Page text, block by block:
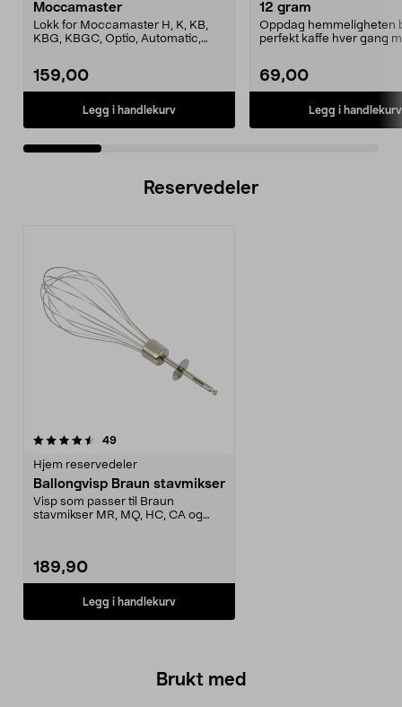
Moccamaster
Lokk for Moccamaster H, K, KB,
KBG, KBGC, Optio, Automatic,
159,00
Legg i handlekurv
12 gram
Oppdag hemmeligheten
perfekt kaffe hver gang
69,00
Legg i handlekurv
Reservedeler
49anmeldelser
Hjem reservedeler
Ballongvisp Braun stavmikser
Visp som passer til Braun
stavmikser MR, MQ, HC, CA og
189,90
Legg i handlekurv
Brukt med